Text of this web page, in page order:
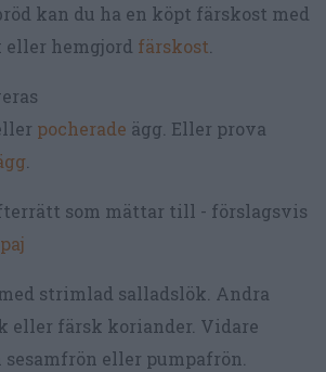
kan du ha en köpt färskost med
hemgjord färskost.
pocherade ägg. Eller prova
.
som mättar till - förslagsvis
strimlad salladslök. Andra
eller färsk koriander. Vidare
sesamfrön eller pumpafrön.